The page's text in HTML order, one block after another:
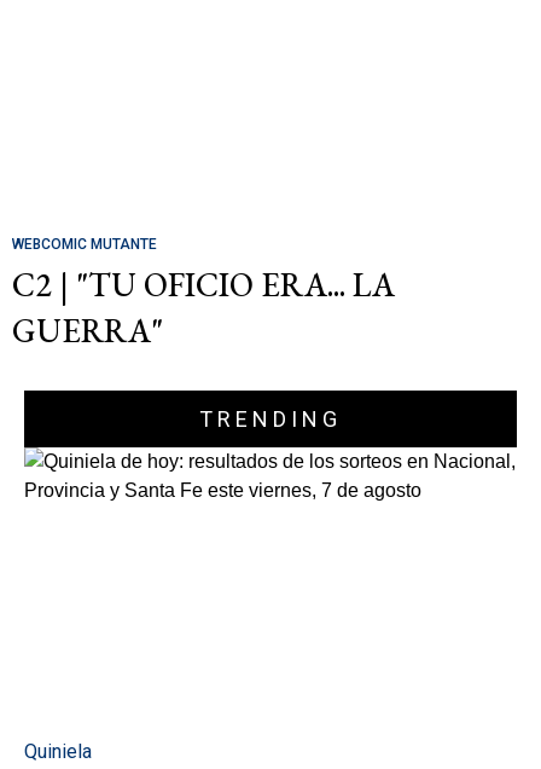
WEBCOMIC MUTANTE
C2 | "TU OFICIO ERA... LA
GUERRA"
TRENDING
Quiniela